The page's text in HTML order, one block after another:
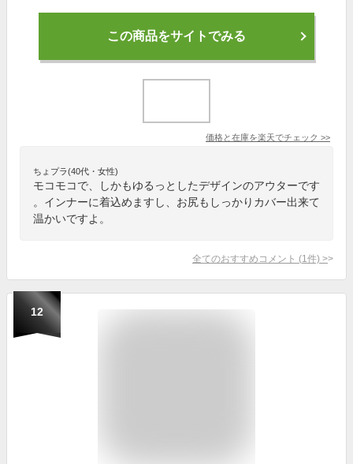
この商品をサイトでみる
価格と在庫を楽天でチェック >>
ちょプラ(40代・女性)
モコモコで、しかもゆるっとしたデザインのアウターです
。インナーに着込めますし、お尻もしっかりカバー出来て
温かいですよ。
全てのおすすめコメント (1 件) >
12